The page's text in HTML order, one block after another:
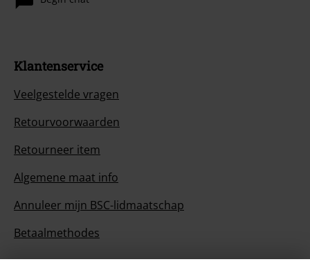
Klantenservice
Veelgestelde vragen
Retourvoorwaarden
Retourneer item
Algemene maat info
Annuleer mijn BSC-lidmaatschap
Betaalmethodes